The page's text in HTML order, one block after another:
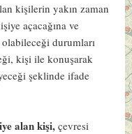
kişilerin yakın zaman
açacağına ve
durumları
kişi ile konuşarak
şeklinde ifade
alan kişi, çevresi